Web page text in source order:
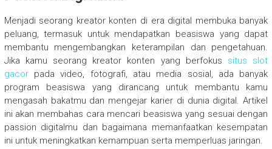
Menjadi seorang kreator konten di era digital membuka banyak
peluang, termasuk untuk mendapatkan beasiswa yang dapat
membantu mengembangkan keterampilan dan pengetahuan.
Jika kamu seorang kreator konten yang berfokus situs slot
gacorpada video, fotografi, atau media sosial, ada banyak
program beasiswa yang dirancang untuk membantu kamu
mengasah bakatmu dan mengejar karier di dunia digital. Artikel
ini akan membahas cara mencari beasiswa yang sesuai dengan
passion digitalmu dan bagaimana memanfaatkan kesempatan
ini untuk meningkatkan kemampuan serta memperluas jaringan.